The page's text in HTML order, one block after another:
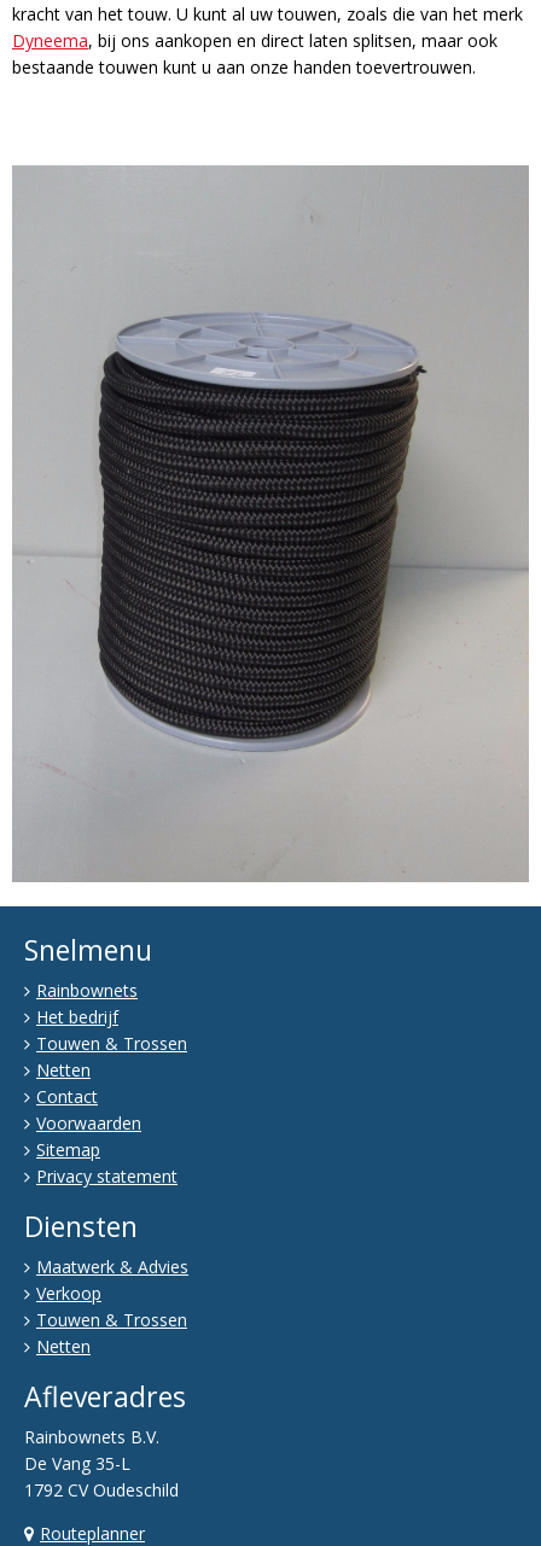
kracht van het touw. U kunt al uw touwen, zoals die van het merk
Dyneema, bij ons aankopen en direct laten splitsen, maar ook
bestaande touwen kunt u aan onze handen toevertrouwen.
Snelmenu
Rainbownets
Het bedrijf
Touwen & Trossen
Netten
Contact
Voorwaarden
Sitemap
Privacy statement
Diensten
Maatwerk & Advies
Verkoop
Touwen & Trossen
Netten
Afleveradres
Rainbownets B.V.
De Vang 35-L
1792 CV Oudeschild
Routeplanner